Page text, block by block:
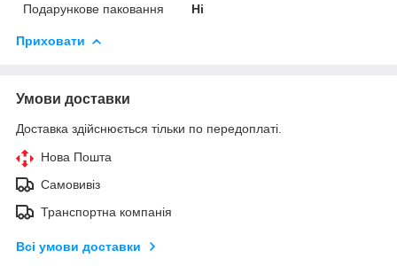
Подарункове паковання
Ні
Приховати
Умови доставки
Доставка здійснюється тільки по передоплаті.
Нова Пошта
Самовивіз
Транспортна компанія
Всі умови доставки